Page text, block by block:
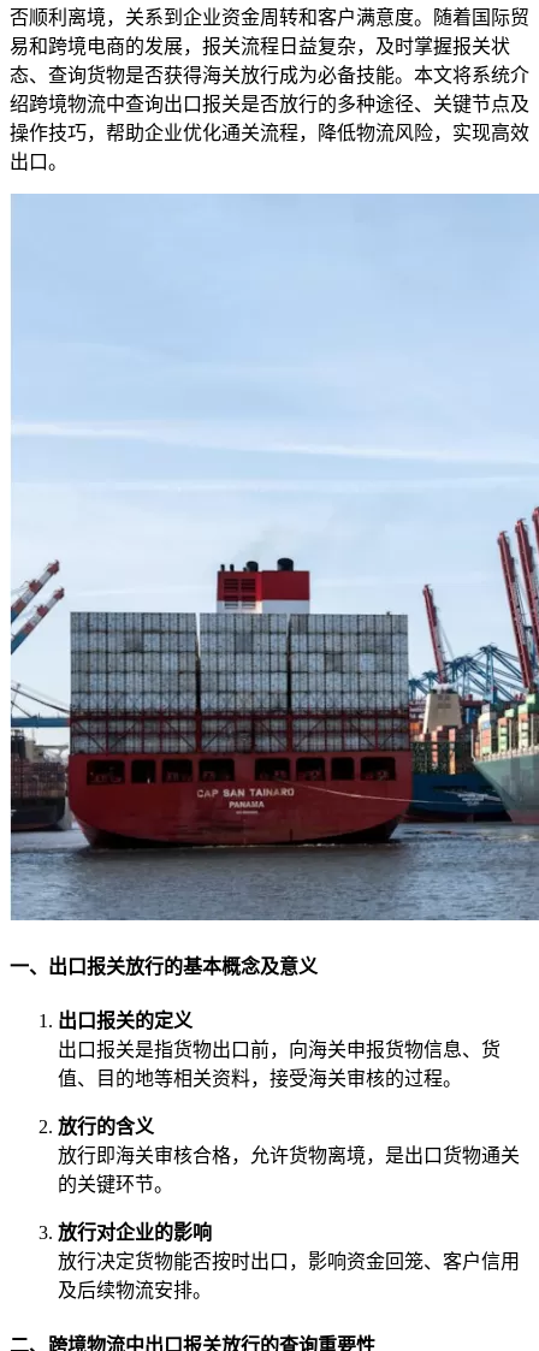
否顺利离境，关系到企业资金周转和客户满意度。随着国际贸
易和跨境电商的发展，报关流程日益复杂，及时掌握报关状
态、查询货物是否获得海关放行成为必备技能。本文将系统介
绍跨境物流中查询出口报关是否放行的多种途径、关键节点及
操作技巧，帮助企业优化通关流程，降低物流风险，实现高效
出口。
一、出口报关放行的基本概念及意义
出口报关的定义
出口报关是指货物出口前，向海关申报货物信息、货
值、目的地等相关资料，接受海关审核的过程。
放行的含义
放行即海关审核合格，允许货物离境，是出口货物通关
的关键环节。
放行对企业的影响
放行决定货物能否按时出口，影响资金回笼、客户信用
及后续物流安排。
二、跨境物流中出口报关放行的查询重要性